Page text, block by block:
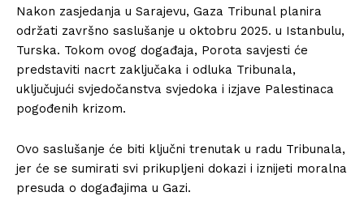
O nama
Kontakt
Impressum
Nakon zasjedanja u Sarajevu, Gaza Tribunal planira
održati završno saslušanje u oktobru 2025. u Istanbulu,
Turska. Tokom ovog događaja, Porota savjesti će
predstaviti nacrt zaključaka i odluka Tribunala,
uključujući svjedočanstva svjedoka i izjave Palestinaca
pogođenih krizom.
Ovo saslušanje će biti ključni trenutak u radu Tribunala,
jer će se sumirati svi prikupljeni dokazi i iznijeti moralna
presuda o događajima u Gazi.